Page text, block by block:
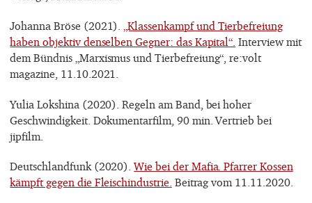
Johanna Bröse (2021).„Klassenkampf und Tierbefreiung
haben objektiv denselben Gegner: das Kapital“. Interview mit
dem Bündnis „Marxismus und Tierbefreiung“, re:volt
magazine, 11.10.2021.
Yulia Lokshina (2020). Regeln am Band, bei hoher
Geschwindigkeit. Dokumentarfilm, 90 min. Vertrieb bei
jipfilm.
Deutschlandfunk (2020).Wie bei der Mafia. Pfarrer Kossen
kämpft gegen die Fleischindustrie. Beitrag vom 11.11.2020.